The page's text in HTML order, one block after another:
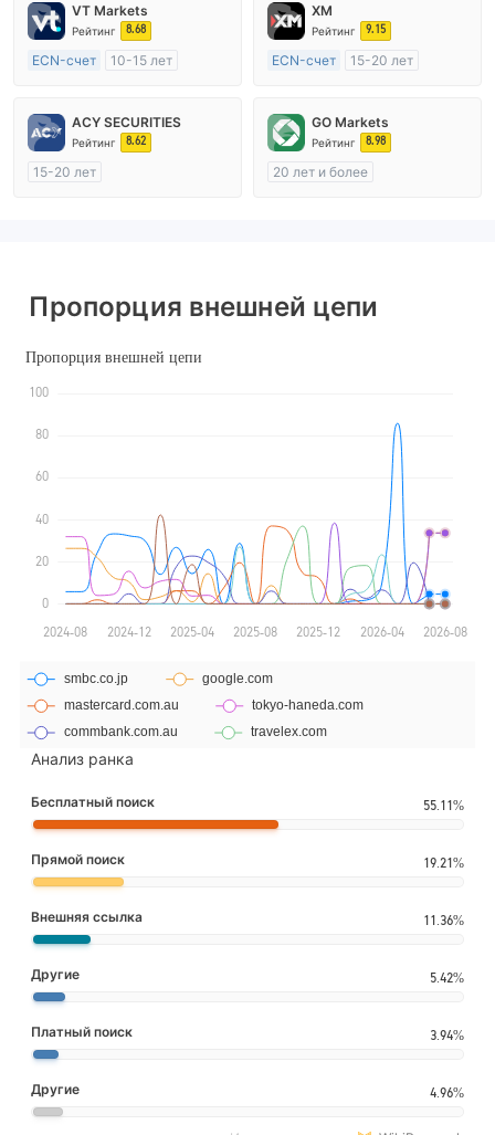
VT Markets
Рейтинг 8.68
ECN-счет
10-15 лет
Маркет-Мейкинг (MM)
Основной стандарт MT4
XM
Рейтинг 9.15
ECN-счет
15-20 лет
Маркет-Мейкинг (MM)
Основной стандарт MT4
ACY SECURITIES
Рейтинг 8.62
15-20 лет
GO Markets
Рейтинг 8.98
20 лет и более
Пропорция внешней цепи
Анализ ранка
Бесплатный поиск 55.11%
Прямой поиск 19.21%
Внешняя ссылка 11.36%
Другие 5.42%
Платный поиск 3.94%
Другие 4.96%